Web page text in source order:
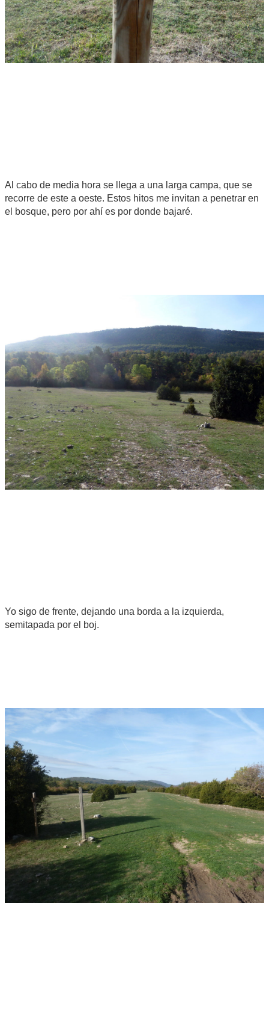
Al cabo de media hora se llega a una larga campa, que se
recorre de este a oeste. Estos hitos me invitan a penetrar en
el bosque, pero por ahí es por donde bajaré.
Yo sigo de frente, dejando una borda a la izquierda,
semitapada por el boj.